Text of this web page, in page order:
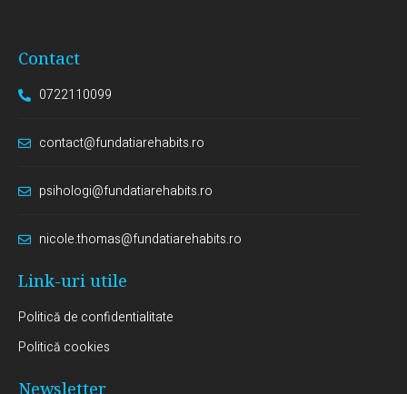
Contact
0722110099
contact@fundatiarehabits.ro
psihologi@fundatiarehabits.ro
nicole.thomas@fundatiarehabits.ro
Link-uri utile
Politică de confidentialitate
Politică cookies
Newsletter